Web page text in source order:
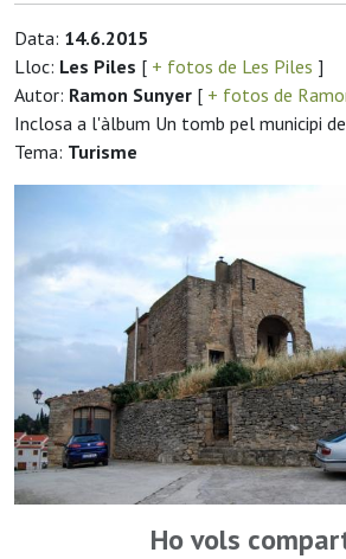
Data: 14.6.2015
Lloc: Les Piles [ + fotos de Les Piles ]
Autor: Ramon Sunyer [ + fotos de
Inclosa a l'àlbum Un tomb pel municipi
Tema: Turisme
Ho vols